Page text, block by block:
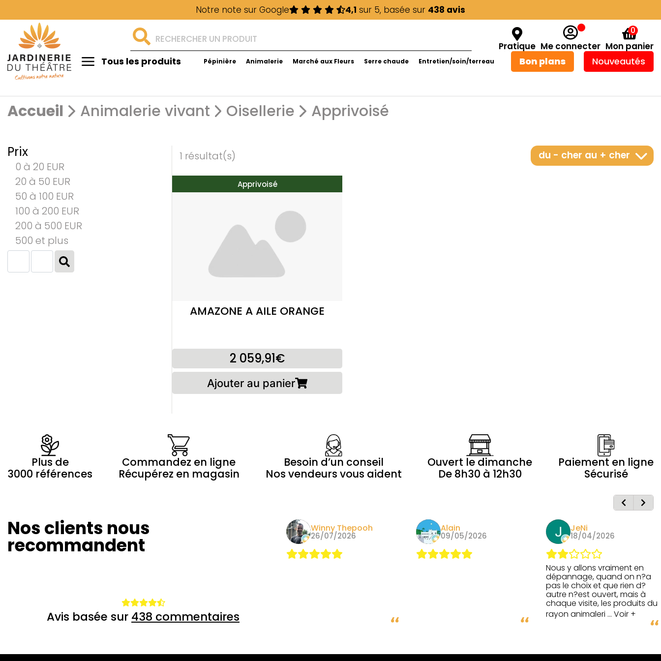
Notre note sur Google 4,1 sur 5, basée sur 438 avis
Pratique Me connecter
0
Mon panier
Tous les produits Pépinière Animalerie Marché aux Fleurs Serre chaude Entretien/soin/terreau Bon plans Nouveautés
Accueil Animalerie vivant Oisellerie Apprivoisé
Prix
0 à 20 EUR
20 à 50 EUR
50 à 100 EUR
100 à 200 EUR
200 à 500 EUR
500 et plus
1 résultat(s) du - cher au + cher
Apprivoisé
AMAZONE A AILE ORANGE
2 059,91€
Ajouter au panier
Plus de
3000 références
Commandez en ligne
Récupérez en magasin
Besoin d’un conseil
Nos vendeurs vous aident
Ouvert le dimanche
De 8h30 à 12h30
Paiement en ligne
Sécurisé
Nos clients nous
recommandent
Avis basée sur 438 commentaires
Marilyne Morin
20/08/2024
Alain
09/05/2026
JeNi
18/04/2026
Henri Raymond
11/04/2026